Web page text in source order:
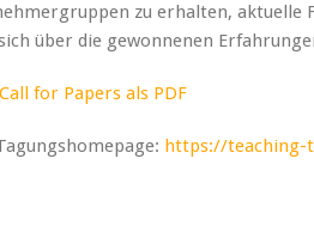
zu erhalten, aktuelle
über die gewonnenen
for Papers als PDF
https://teaching-